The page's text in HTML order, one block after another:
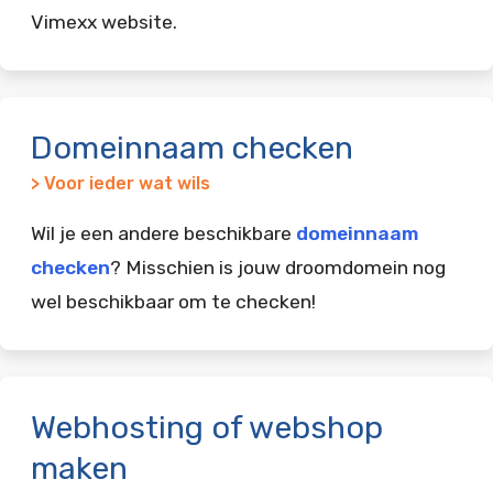
Vimexx website.
Domeinnaam checken
> Voor ieder wat wils
Wil je een andere beschikbare domeinnaam
checken? Misschien is jouw droomdomein nog
wel beschikbaar om te checken!
Webhosting of webshop
maken